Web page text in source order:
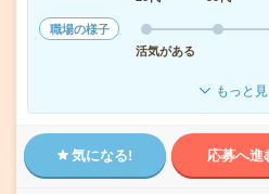
職場の様子
活気がある
もっと
気になる! 応募へ進